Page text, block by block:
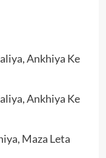
Ankhiya Ke
Ankhiya Ke
Maza Leta